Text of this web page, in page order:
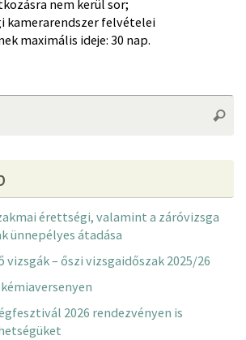
nem kerül sor;
kamerarendszer felvételei
maximális ideje: 30 nap.
érettségi, valamint a záróvizsga
ünnepélyes átadása
vizsgák – őszi vizsgaidőszak 2025/26
2026 rendezvényen is